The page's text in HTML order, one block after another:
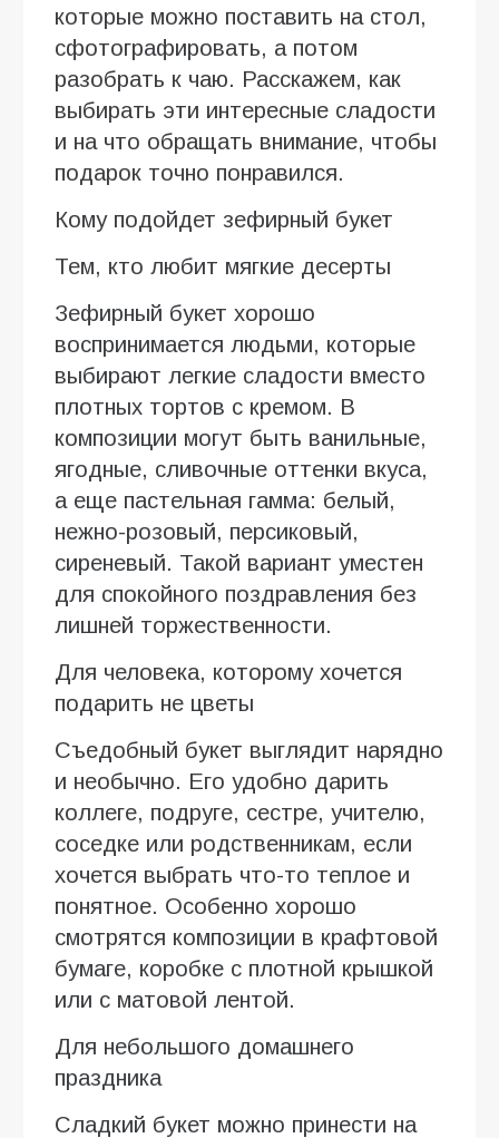
которые можно поставить на стол,
сфотографировать, а потом
разобрать к чаю. Расскажем, как
выбирать эти интересные сладости
и на что обращать внимание, чтобы
подарок точно понравился.
Кому подойдет зефирный букет
Тем, кто любит мягкие десерты
Зефирный букет хорошо
воспринимается людьми, которые
выбирают легкие сладости вместо
плотных тортов с кремом. В
композиции могут быть ванильные,
ягодные, сливочные оттенки вкуса,
а еще пастельная гамма: белый,
нежно-розовый, персиковый,
сиреневый. Такой вариант уместен
для спокойного поздравления без
лишней торжественности.
Для человека, которому хочется
подарить не цветы
Съедобный букет выглядит нарядно
и необычно. Его удобно дарить
коллеге, подруге, сестре, учителю,
соседке или родственникам, если
хочется выбрать что-то теплое и
понятное. Особенно хорошо
смотрятся композиции в крафтовой
бумаге, коробке с плотной крышкой
или с матовой лентой.
Для небольшого домашнего
праздника
Сладкий букет можно принести на